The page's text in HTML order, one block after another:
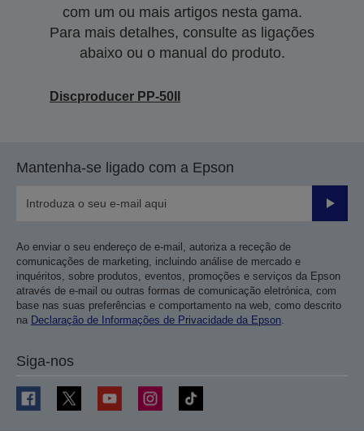
com um ou mais artigos nesta gama.
Para mais detalhes, consulte as ligações
abaixo ou o manual do produto.
Discproducer PP-50II
Mantenha-se ligado com a Epson
Enviar
Ao enviar o seu endereço de e-mail, autoriza a receção de
comunicações de marketing, incluindo análise de mercado e
inquéritos, sobre produtos, eventos, promoções e serviços da Epson
através de e-mail ou outras formas de comunicação eletrónica, com
base nas suas preferências e comportamento na web, como descrito
na Declaração de Informações de Privacidade da Epson.
Siga-nos